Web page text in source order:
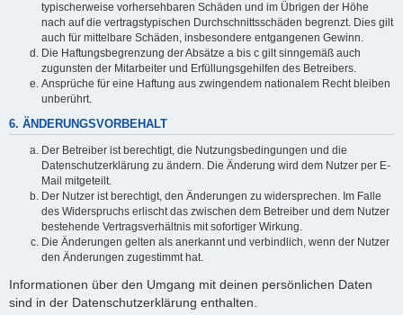
typischerweise vorhersehbaren Schäden und im Übrigen der Höhe
nach auf die vertragstypischen Durchschnittsschäden begrenzt. Dies gilt
auch für mittelbare Schäden, insbesondere entgangenen Gewinn.
Die Haftungsbegrenzung der Absätze a bis c gilt sinngemäß auch
zugunsten der Mitarbeiter und Erfüllungsgehilfen des Betreibers.
Ansprüche für eine Haftung aus zwingendem nationalem Recht bleiben
unberührt.
6. ÄNDERUNGSVORBEHALT
Der Betreiber ist berechtigt, die Nutzungsbedingungen und die
Datenschutzerklärung zu ändern. Die Änderung wird dem Nutzer per E-
Mail mitgeteilt.
Der Nutzer ist berechtigt, den Änderungen zu widersprechen. Im Falle
des Widerspruchs erlischt das zwischen dem Betreiber und dem Nutzer
bestehende Vertragsverhältnis mit sofortiger Wirkung.
Die Änderungen gelten als anerkannt und verbindlich, wenn der Nutzer
den Änderungen zugestimmt hat.
Informationen über den Umgang mit deinen persönlichen Daten
sind in der Datenschutzerklärung enthalten.